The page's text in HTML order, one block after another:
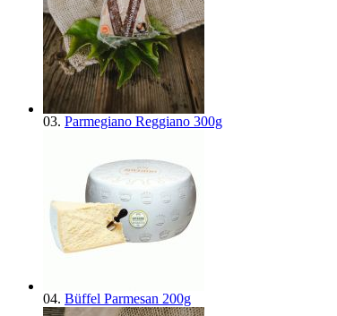
03. Parmegiano Reggiano 300g
04. Büffel Parmesan 200g